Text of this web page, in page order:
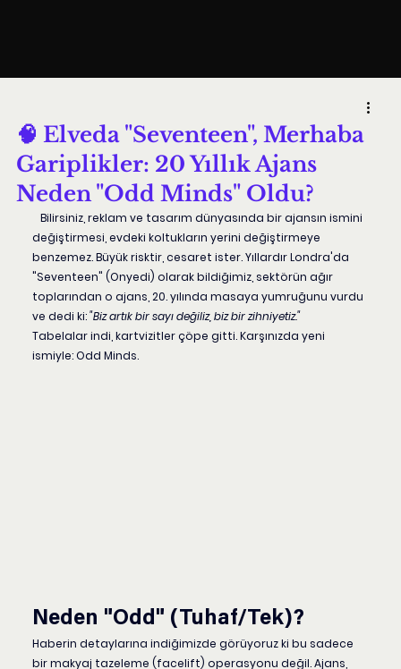
🧠 Elveda "Seventeen", Merhaba
Gariplikler: 20 Yıllık Ajans
Neden "Odd Minds" Oldu?
değiştirmesi, evdeki koltukların yerini değiştirmeye
benzemez. Büyük risktir, cesaret ister. Yıllardır Londra'da
"Seventeen" (Onyedi) olarak bildiğimiz, sektörün ağır
toplarından o ajans, 20. yılında masaya yumruğunu vurdu
ve dedi ki: "Biz artık bir sayı değiliz, biz bir zihniyetiz."
Tabelalar indi, kartvizitler çöpe gitti. Karşınızda yeni
ismiyle: Odd Minds.
Neden "Odd" (Tuhaf/Tek)?
Haberin detaylarına indiğimizde görüyoruz ki bu sadece
bir makyaj tazeleme (facelift) operasyonu değil. Ajans,